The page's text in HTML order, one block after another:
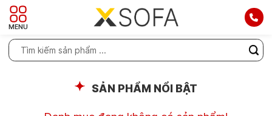
MENU
SẢN PHẨM NỔI BẬT